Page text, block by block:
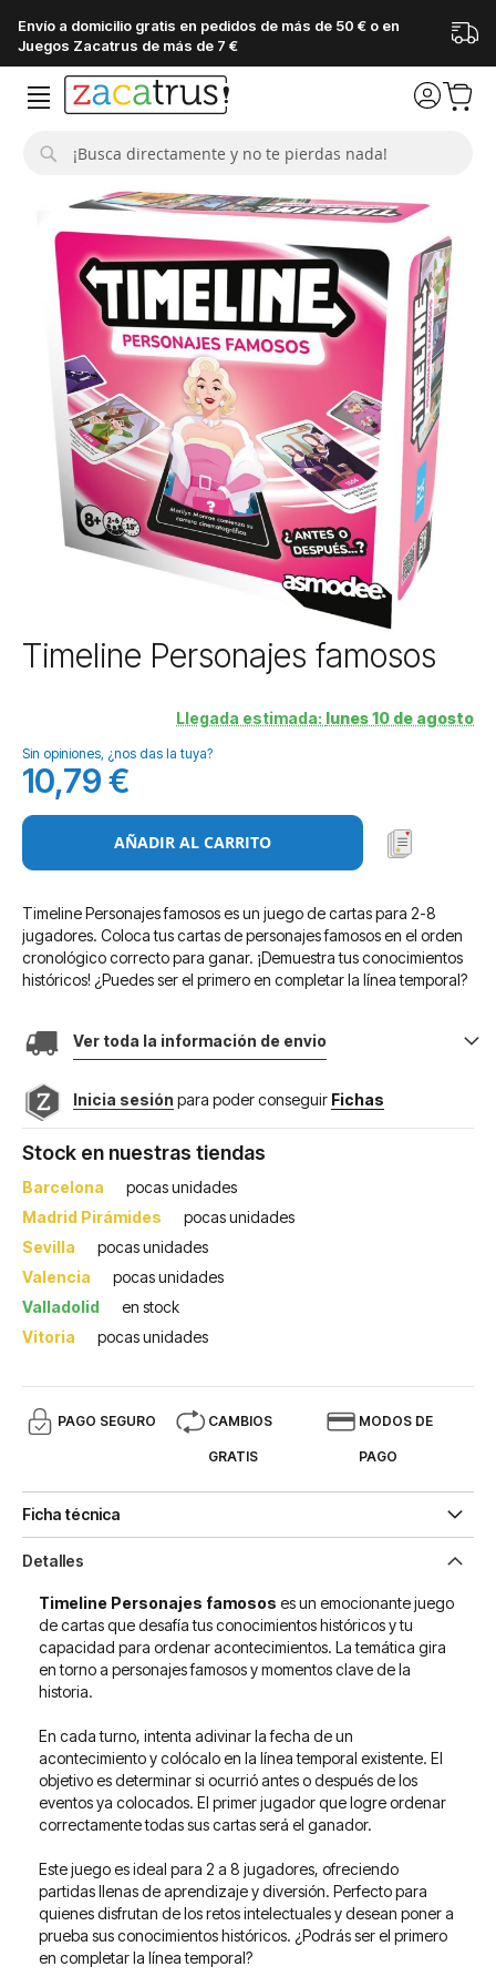
Envío a domicilio gratis en pedidos de más de 50 € o en
Juegos Zacatrus de más de 7 €
galería
imágenes
Saltar
al
galería
de
imágenes
Timeline Personajes famosos
Llegada estimada: lunes 10 de agosto
Sin opiniones, ¿nos das la tuya?
10,79 €
AÑADIR AL CARRITO
Timeline Personajes famosos es un juego de cartas para 2-8
jugadores. Coloca tus cartas de personajes famosos en el orden
cronológico correcto para ganar. ¡Demuestra tus conocimientos
históricos! ¿Puedes ser el primero en completar la línea temporal?
Ver toda la información de envio
Inicia sesión para poder conseguir Fichas
Stock en nuestras tiendas
Barcelona
pocas unidades
Madrid Pirámides
pocas unidades
Sevilla
pocas unidades
Valencia
pocas unidades
Valladolid
en stock
Vitoria
pocas unidades
PAGO SEGURO CAMBIOS
GRATIS
MODOS DE
PAGO
Ficha técnica
Detalles
Timeline Personajes famosos es un emocionante juego
de cartas que desafía tus conocimientos históricos y tu
capacidad para ordenar acontecimientos. La temática gira
en torno a personajes famosos y momentos clave de la
historia.
En cada turno, intenta adivinar la fecha de un
acontecimiento y colócalo en la línea temporal existente. El
objetivo es determinar si ocurrió antes o después de los
eventos ya colocados. El primer jugador que logre ordenar
correctamente todas sus cartas será el ganador.
Este juego es ideal para 2 a 8 jugadores, ofreciendo
partidas llenas de aprendizaje y diversión. Perfecto para
quienes disfrutan de los retos intelectuales y desean poner a
prueba sus conocimientos históricos. ¿Podrás ser el primero
en completar la línea temporal?